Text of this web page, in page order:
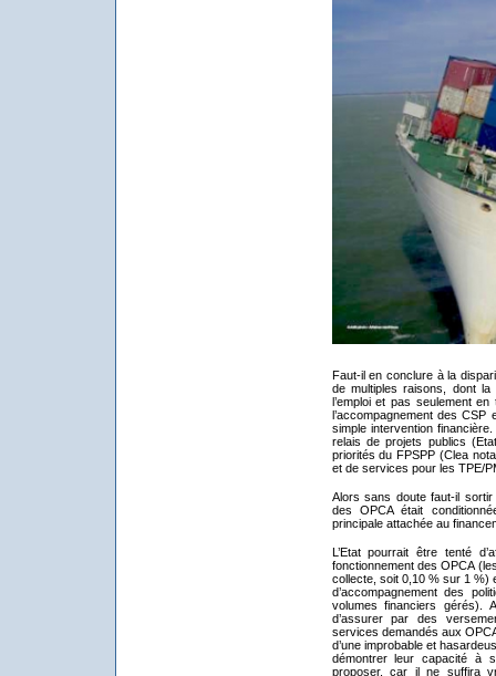
Faut-il en conclure à la
de multiples raisons, dont
l’emploi et pas seulement
l’accompagnement des CSP
simple intervention
relais de projets publics
priorités du FPSPP (Clea
et de services pour les TPE/
Alors sans doute faut-il
des OPCA était
principale attachée au
L’Etat pourrait être tenté
fonctionnement des OPCA
collecte, soit 0,10 % sur 1 %)
d’accompagnement des
volumes financiers gérés).
d’assurer par des
services demandés aux
d’une improbable et
démontrer leur capacité à
proposer, car il ne suffira